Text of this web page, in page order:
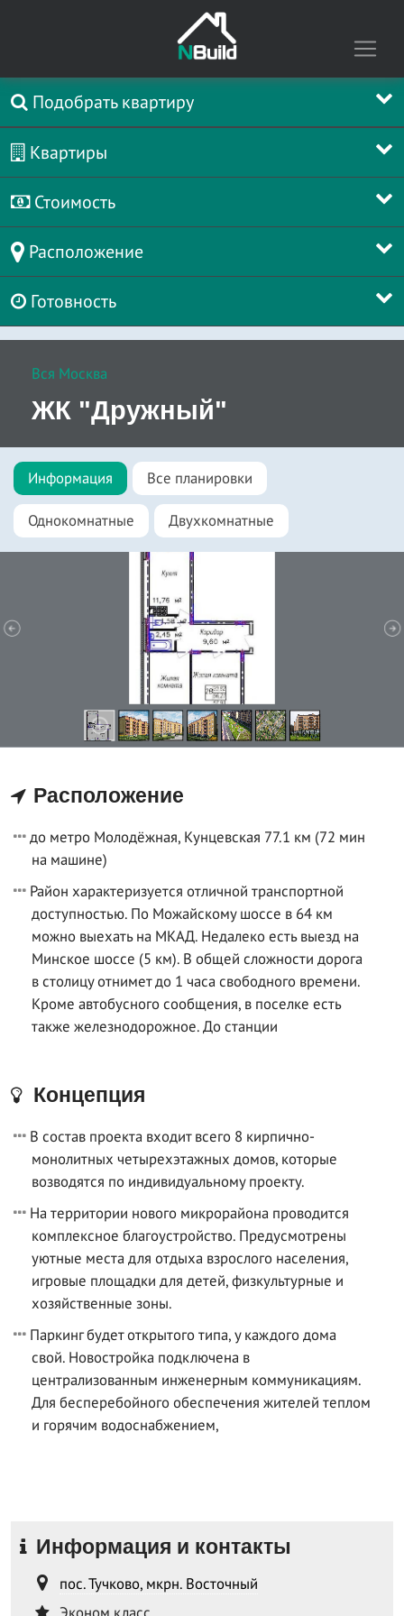
Подобрать квартиру
Квартиры
Стоимость
Расположение
Готовность
Вся Москва
ЖК "Дружный"
Информация Все планировки
Однокомнатные Двухкомнатные
Расположение
до метро Молодёжная, Кунцевская 77.1 км (72 мин
на машине)
Район характеризуется отличной транспортной
доступностью. По Можайскому шоссе в 64 км
можно выехать на МКАД. Недалеко есть выезд на
Минское шоссе (5 км). В общей сложности дорога
в столицу отнимет до 1 часа свободного времени.
Кроме автобусного сообщения, в поселке есть
также железнодорожное. До станции
Концепция
В состав проекта входит всего 8 кирпично-
монолитных четырехэтажных домов, которые
возводятся по индивидуальному проекту.
На территории нового микрорайона проводится
комплексное благоустройство. Предусмотрены
уютные места для отдыха взрослого населения,
игровые площадки для детей, физкультурные и
хозяйственные зоны.
Паркинг будет открытого типа, у каждого дома
свой. Новостройка подключена в
централизованным инженерным коммуникациям.
Для бесперебойного обеспечения жителей теплом
и горячим водоснабжением,
Информация и контакты
пос. Тучково, мкрн. Восточный
Эконом класс